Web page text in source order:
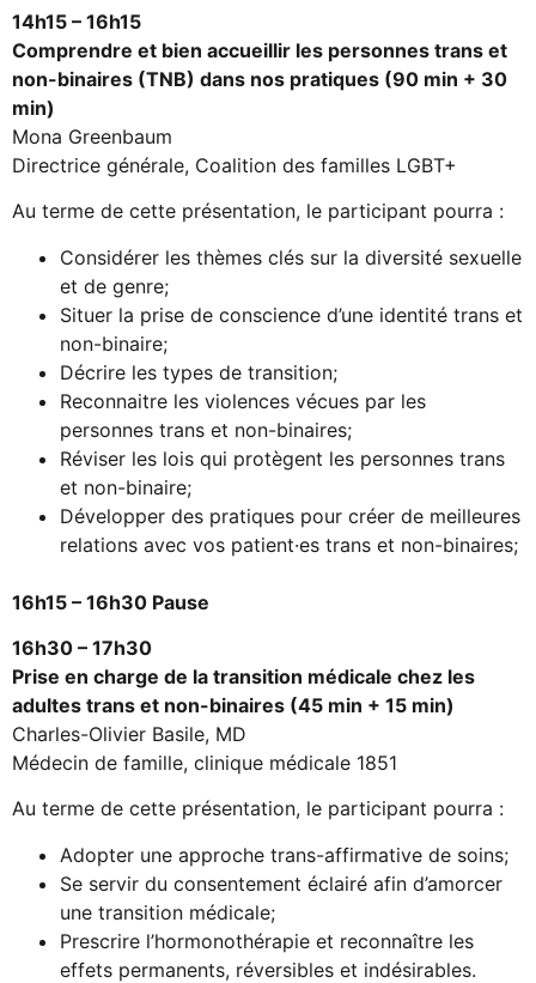
14h15 – 16h15
Comprendre et bien accueillir les personnes trans et
non-binaires (TNB) dans nos pratiques (90 min + 30
min)
Mona Greenbaum
Directrice générale, Coalition des familles LGBT+
Au terme de cette présentation, le participant pourra :
Considérer les thèmes clés sur la diversité sexuelle
et de genre;
Situer la prise de conscience d’une identité trans et
non-binaire;
Décrire les types de transition;
Reconnaitre les violences vécues par les
personnes trans et non-binaires;
Réviser les lois qui protègent les personnes trans
et non-binaire;
Développer des pratiques pour créer de meilleures
relations avec vos patient·es trans et non-binaires;
16h15 – 16h30 Pause
16h30 – 17h30
Prise en charge de la transition médicale chez les
adultes trans et non-binaires (45 min + 15 min)
Charles-Olivier Basile, MD
Médecin de famille, clinique médicale 1851
Au terme de cette présentation, le participant pourra :
Adopter une approche trans-affirmative de soins;
Se servir du consentement éclairé afin d’amorcer
une transition médicale;
Prescrire l’hormonothérapie et reconnaître les
effets permanents, réversibles et indésirables.